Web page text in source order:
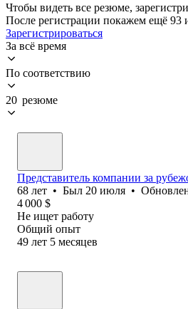
Чтобы видеть все резюме,
После регистрации покажем ещё 93
Зарегистрироваться
За всё время
По соответствию
20 резюме
Представитель компании за
68 лет • Был 20 июля •
4 000 $
Не ищет работу
Общий опыт
49 лет 5 месяцев